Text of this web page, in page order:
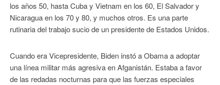
los años 50, hasta Cuba y Vietnam en los 60, El Salvador y
Nicaragua en los 70 y 80, y muchos otros. Es una parte
rutinaria del trabajo sucio de un presidente de Estados Unidos.
Cuando era Vicepresidente, Biden instó a Obama a adoptar
una línea militar más agresiva en Afganistán. Estaba a favor
de las redadas nocturnas para que las fuerzas especiales